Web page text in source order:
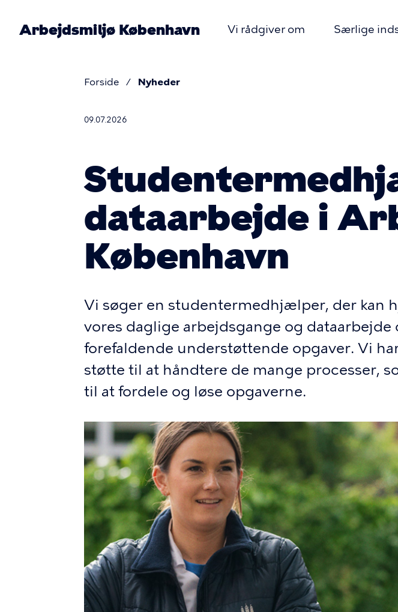
hovedindhold
Arbejdsmiljø København Vi rådgiver om Særlige
Brødkrumme
Forside Nyheder
09.07.2026
dataarbejde i
København
Vi søger en studentermedhjælper, der kan
vores daglige arbejdsgange og dataarbejde
forefaldende understøttende opgaver. Vi
støtte til at håndtere de mange processer,
til at fordele og løse opgaverne.